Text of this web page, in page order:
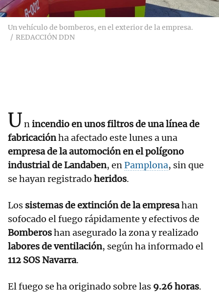
Un vehículo de bomberos, en el exterior de la empresa.
REDACCIÓN DDN
Unincendio en unos filtros de una línea de
fabricaciónha afectado este lunes a una
empresa de la automoción en el polígono
industrial de Landaben, enPamplona, sin que
se hayan registrado heridos.
Los sistemas de extinción de la empresahan
sofocado el fuego rápidamente y efectivos de
Bomberoshan asegurado la zona y realizado
labores de ventilación, según ha informado el
112 SOS Navarra.
El fuego se ha originado sobre las 9.26 horas.